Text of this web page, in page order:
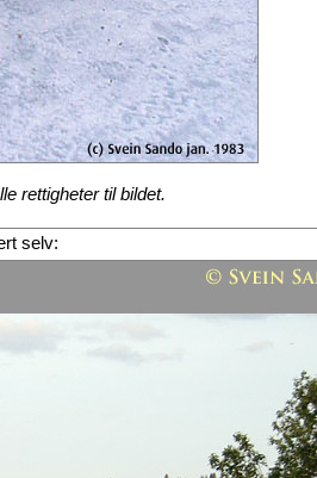
rettigheter til bildet.
selv: